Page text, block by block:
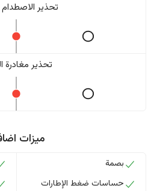
تحذير الاصطدام
تحذير مغادرة
ميزات
بصمة
حساسات ضغط الإطارات